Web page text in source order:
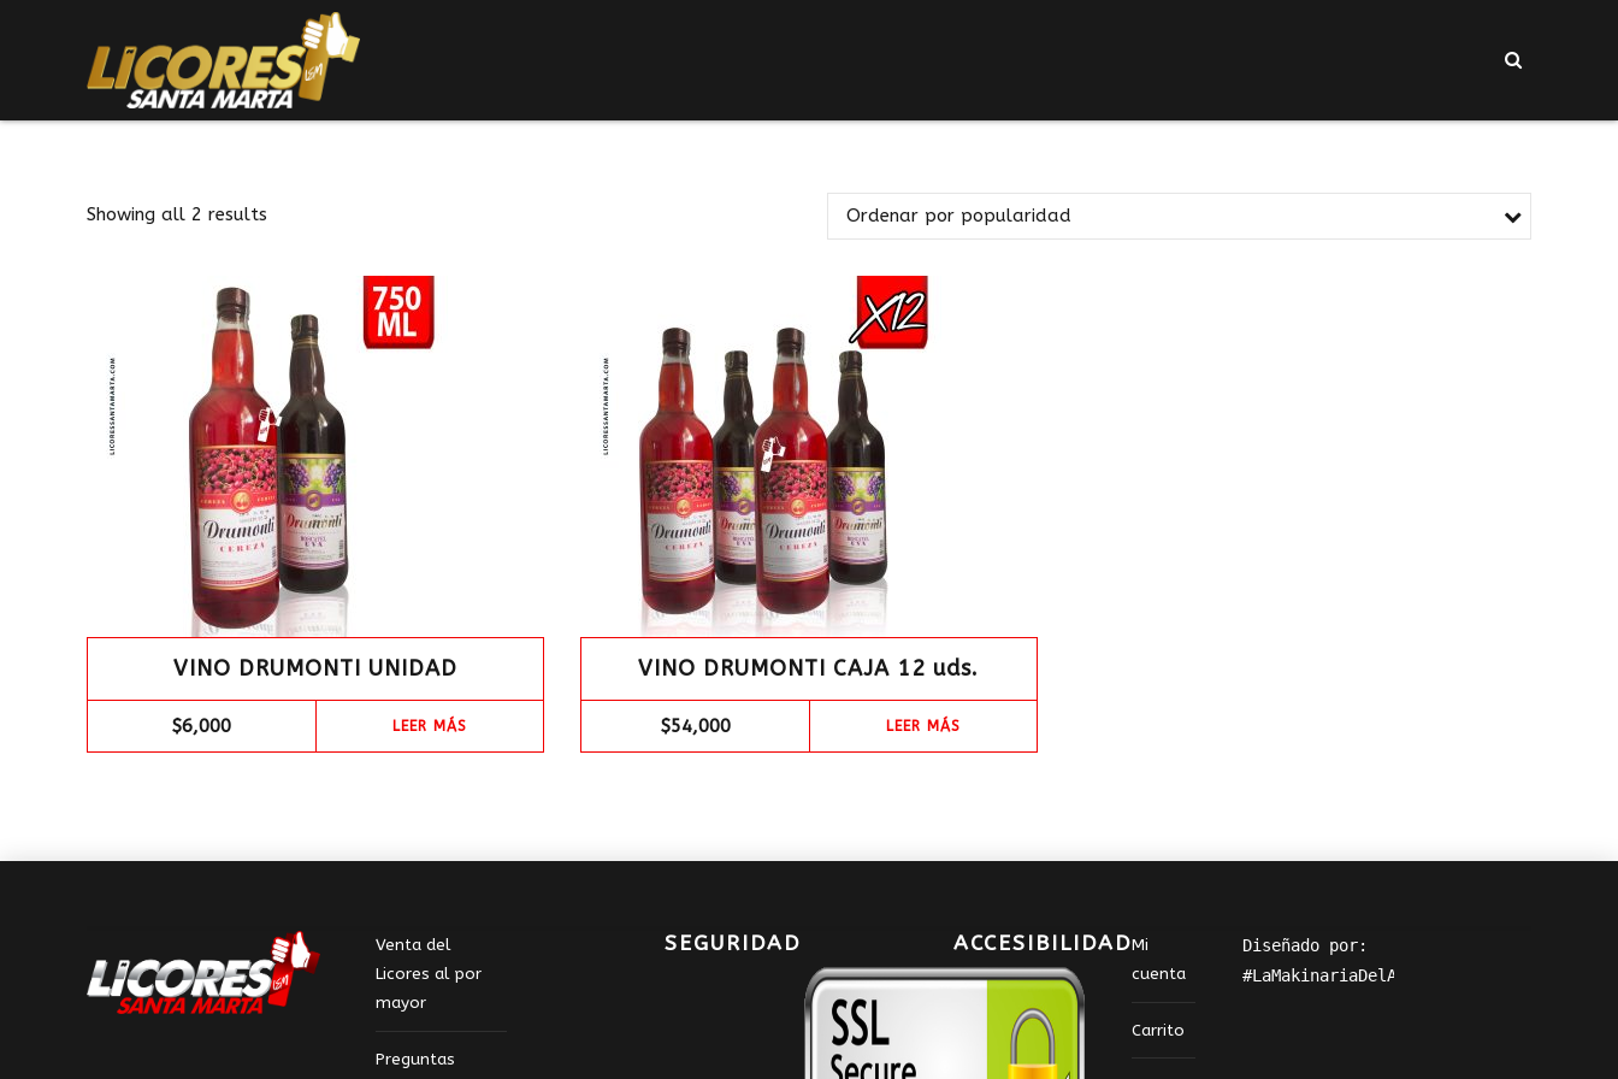
Showing all 2 results Ordenar por popularidad
VINO DRUMONTI UNIDAD
$6,000 LEER MÁS
VINO DRUMONTI CAJA 12 uds.
$54,000 LEER MÁS
Venta del
Licores al por
mayor
Preguntas
SEGURIDAD ACCESIBILIDADMi
cuenta
Carrito
Diseñado por:
#LaMakinariaDelArte